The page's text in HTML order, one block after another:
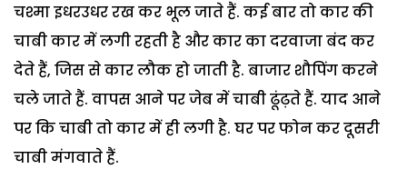
चश्मा इधरउधर रख कर भूल जाते हैं. कई बार तो कार की
चाबी कार में लगी रहती है और कार का दरवाजा बंद कर
देते हैं, जिस से कार लौक हो जाती है. बाजार शौपिंग करने
चले जाते हैं. वापस आने पर जेब में चाबी ढूंढ़ते हैं. याद आने
पर कि चाबी तो कार में ही लगी है. घर पर फोन कर दूसरी
चाबी मंगवाते हैं.